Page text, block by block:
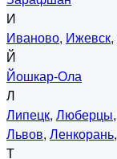
И
Иваново, Ижевск,
Й
Йошкар-Ола
Л
Липецк, Люберцы,
Львов, Ленкорань,
Т